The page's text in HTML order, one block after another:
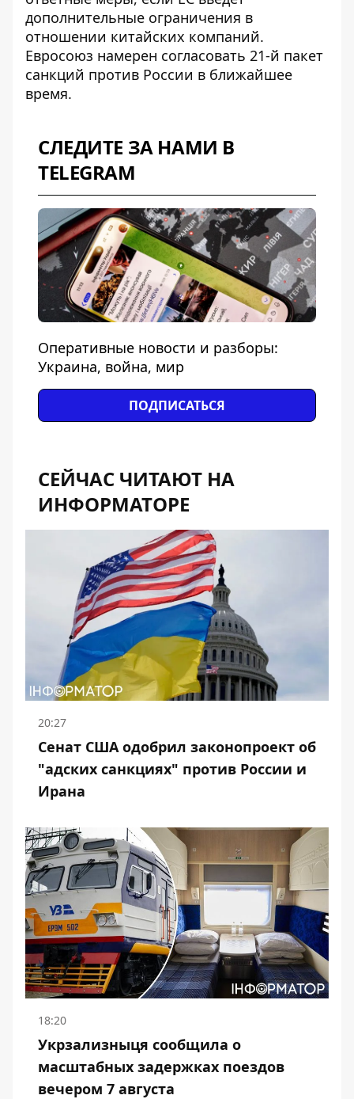
дополнительные ограничения в
отношении китайских компаний.
Евросоюз намерен согласовать 21-й пакет
санкций против России в ближайшее
время.
СЛЕДИТЕ ЗА НАМИ В
TELEGRAM
Оперативные новости и разборы:
Украина, война, мир
ПОДПИСАТЬСЯ
СЕЙЧАС ЧИТАЮТ НА
ИНФОРМАТОРЕ
20:27
Сенат США одобрил законопроект об
"адских санкциях" против России и
Ирана
18:20
Укрзализныця сообщила о
масштабных задержках поездов
вечером 7 августа